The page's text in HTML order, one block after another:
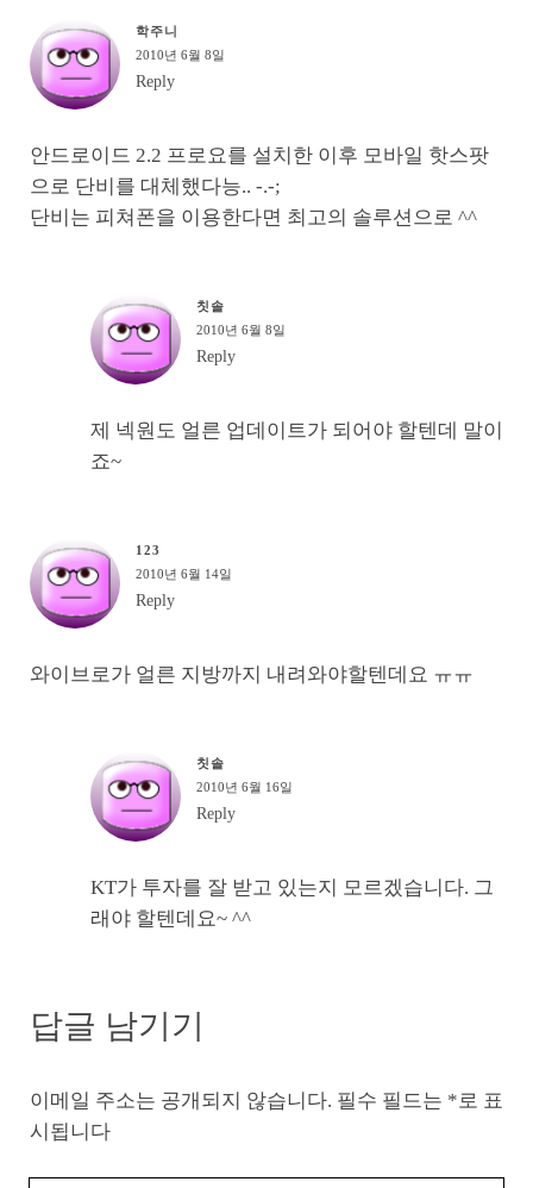
학주니
2010년 6월 8일
Reply
안드로이드 2.2 프로요를 설치한 이후 모바일 핫스팟
으로 단비를 대체했다능.. -.-;
단비는 피쳐폰을 이용한다면 최고의 솔루션으로 ^^
칫솔
2010년 6월 8일
Reply
제 넥원도 얼른 업데이트가 되어야 할텐데 말이
죠~
123
2010년 6월 14일
Reply
와이브로가 얼른 지방까지 내려와야할텐데요 ㅠㅠ
칫솔
2010년 6월 16일
Reply
KT가 투자를 잘 받고 있는지 모르겠습니다. 그
래야 할텐데요~ ^^
답글 남기기
이메일 주소는 공개되지 않습니다. 필수 필드는 *로 표
시됩니다